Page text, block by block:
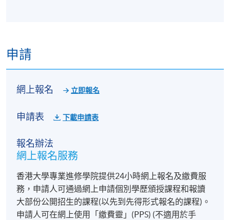
申請
網上報名 立即報名
申請表 下載申請表
報名辦法
網上報名服務
香港大學專業進修學院提供24小時網上報名及繳費服
務，申請人可通過網上申請個別學歷頒授課程和報讀
大部份公開招生的課程(以先到先得形式報名的課程)。
申請人可在網上使用「繳費靈」(PPS) (不適用於手